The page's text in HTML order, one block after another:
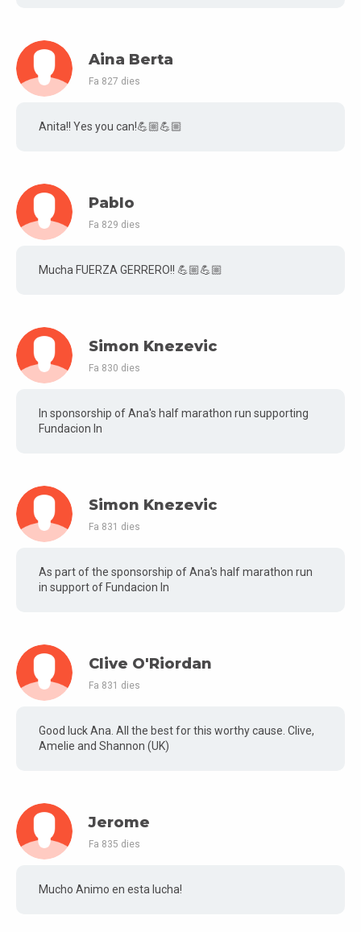
Aina Berta
Fa 827 dies
Anita!! Yes you can!💪🏼💪🏼
Pablo
Fa 829 dies
Mucha FUERZA GERRERO!! 💪🏼💪🏼
Simon Knezevic
Fa 830 dies
In sponsorship of Ana's half marathon run supporting
Fundacion In
Simon Knezevic
Fa 831 dies
As part of the sponsorship of Ana's half marathon run
in support of Fundacion In
Clive O'Riordan
Fa 831 dies
Good luck Ana. All the best for this worthy cause. Clive,
Amelie and Shannon (UK)
Jerome
Fa 835 dies
Mucho Animo en esta lucha!